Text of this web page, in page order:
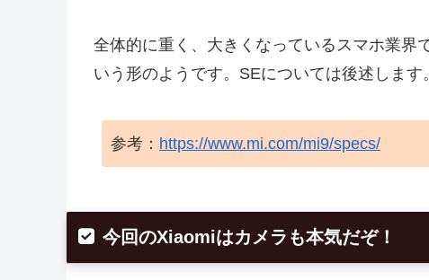
全体的に重く、大きくなっているスマホ業界
いう形のようです。SEについては後述します。
参考： https://www.mi.com/mi9/specs/
今回のXiaomiはカメラも本気だぞ！